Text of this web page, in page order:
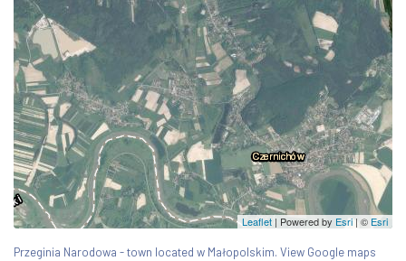
Leaflet | Powered by Esri|© Esri
Przeginia Narodowa - town located w Małopolskim. View Google maps